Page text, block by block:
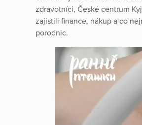
zdravotníci, České centrum
zajistili finance, nákup a co
porodnic.